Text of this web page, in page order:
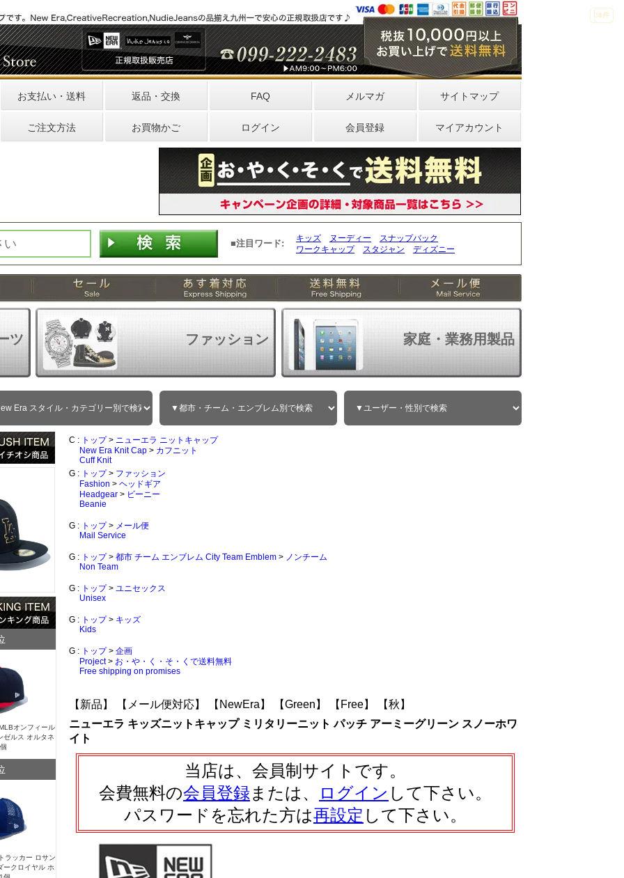
お支払い・送料 返品・交換 FAQ メルマガ サイトマップ
ご注文方法 お買物かご ログイン 会員登録 マイアカウント
■注目ワード: キッズ ヌーディー
スナップバック
ワークキャップ
スタジャン ディズニー
ツ ファッション 家庭・業務用製品
オンフィール
ゼルス オルタネ
ラッカー ロサン
ークロイヤル ホ
C : トップ> ニューエラ ニットキャップ
New Era Knit Cap > カフニット
Cuff Knit
G : トップ> ファッション
Fashion > ヘッドギア
Headgear > ビーニー
Beanie
G : トップ> メール便
Mail Service
G : トップ> 都市 チーム エンブレム City Team Emblem > ノンチーム
Non Team
G : トップ> ユニセックス
Unisex
G : トップ> キッズ
Kids
G : トップ> 企画
Project> お・や・く・そ・くで送料無料
Free shipping on promises
【新品】 【メール便対応】 【NewEra】 【Green】 【Free】
【秋】
ニューエラ キッズニットキャップ ミリタリーニット パッチ アーミーグリーン スノーホワ
イト
当店は、会員制サイトです。
会費無料の会員登録または、 ログイン して下さい。
パスワードを忘れた方は再設定 して下さい。
33件
4件
0件